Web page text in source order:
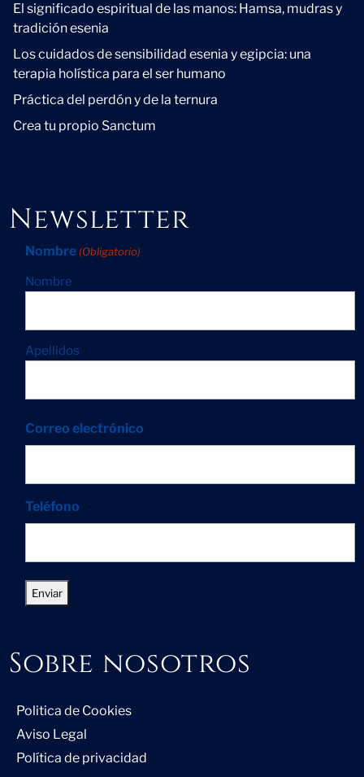
El significado espiritual de las manos: Hamsa, mudras y
tradición esenia
Los cuidados de sensibilidad esenia y egipcia: una
terapia holística para el ser humano
Práctica del perdón y de la ternura
Crea tu propio Sanctum
Newsletter
Nombre (Obligatorio)
Nombre
Apellidos
Correo electrónico
Teléfono
Sobre nosotros
Politica de Cookies
Aviso Legal
Política de privacidad